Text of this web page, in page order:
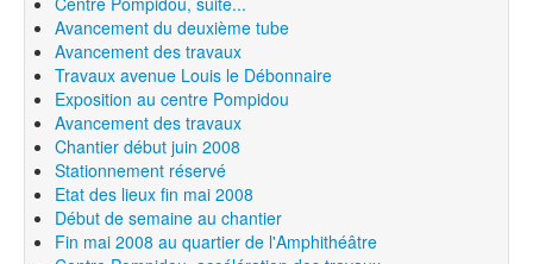
Avancement du deuxième tube
Avancement des travaux
Travaux avenue Louis le Débonnaire
Exposition au centre Pompidou
Avancement des travaux
Chantier début juin 2008
Stationnement réservé
Etat des lieux fin mai 2008
Début de semaine au chantier
Fin mai 2008 au quartier de l'Amphithéâtre